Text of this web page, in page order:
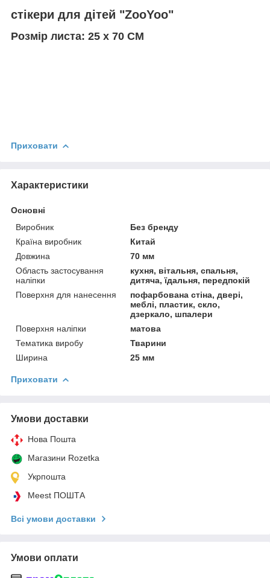
стікери для дітей "ZooYoo"
Розмір листа: 25 х 70 СМ
Приховати
Характеристики
Основні
Виробник
Без бренду
Країна виробник
Китай
Довжина
70 мм
Область застосування
наліпки
кухня, вітальня, спальня,
дитяча, їдальня, передпокій
Поверхня для нанесення
пофарбована стіна, двері,
меблі, пластик, скло,
дзеркало, шпалери
Поверхня наліпки
матова
Тематика виробу
Тварини
Ширина
25 мм
Приховати
Умови доставки
Нова Пошта
Магазини Rozetka
Укрпошта
Meest ПОШТА
Всі умови доставки
Умови оплати